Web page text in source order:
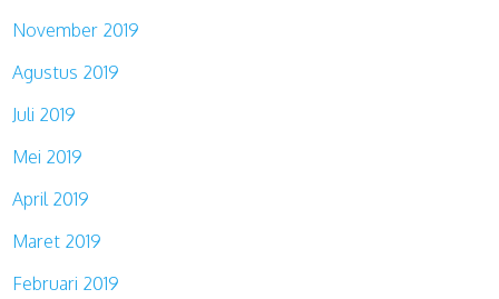
November 2019
Agustus 2019
Juli 2019
Mei 2019
April 2019
Maret 2019
Februari 2019